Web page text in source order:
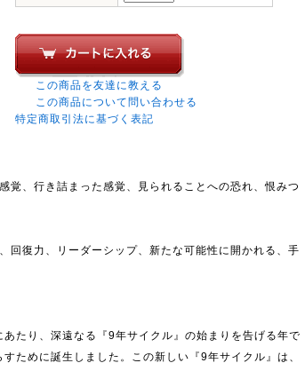
この商品を友達に教える
この商品について問い合わせる
特定商取引法に基づく表記
、行き詰まった感覚、見られることへの恐れ、恨みつ
復力、リーダーシップ、新たな可能性に開かれる、手
たり、深遠なる『9年サイクル』の始まりを告げる年で
ために誕生しました。この新しい『9年サイクル』は、